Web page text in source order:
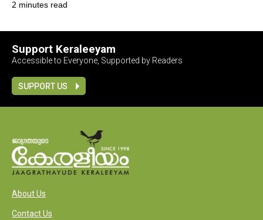
2 minutes read
Support Keraleeyam
Accessible to Everyone, Supported by Readers
SUPPORT US
About Us
Contact Us